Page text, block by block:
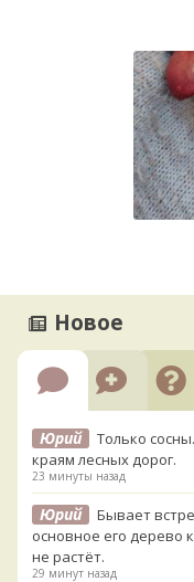
Новое
Юрий
Только
краям лесных дорог.
23 минуты назад
Юрий
Бывает
основное его дерево
не растёт.
29 минут назад